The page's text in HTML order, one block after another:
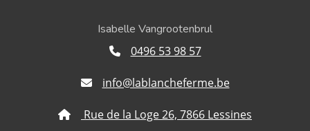
Isabelle Vangrootenbrul
0496 53 98 57
info@lablancheferme.be
Rue de la Loge 26, 7866 Lessines